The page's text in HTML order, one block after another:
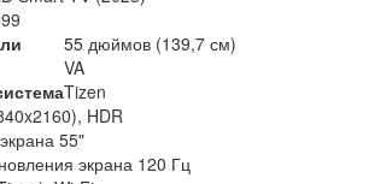
55 дюймов (139,7 см)
VA
Tizen
HDR
55"
экрана 120 Гц